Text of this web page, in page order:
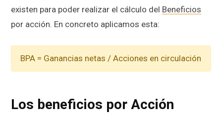
existen para poder realizar el cálculo del Beneficios
por acción. En concreto aplicamos esta:
BPA = Ganancias netas / Acciones en circulación
Los beneficios por Acción